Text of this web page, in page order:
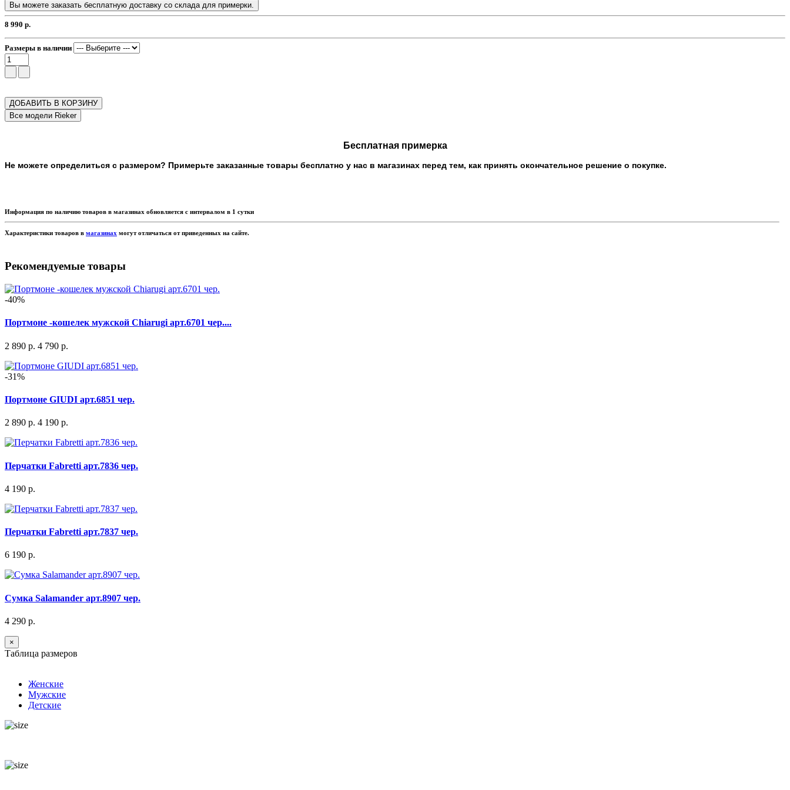
Вы можете заказать бесплатную доставку со склада для примерки.
8 990 р.
Размеры в наличии
ДОБАВИТЬ В КОРЗИНУ
Бесплатная примерка
Не можете определиться с размером? Примерьте заказанные товары бесплатно у нас в магазинах перед тем, как принять окончательное решение о покупке.
Информация по наличию товаров в магазинах обновляется с интервалом в 1 сутки
Характеристики товаров в магазинах могут отличаться от приведенных на сайте.
Рекомендуемые товары
-40%
Портмоне -кошелек мужской Chiarugi арт.6701 чер....
2 890 р. 4 790 р.
-31%
Портмоне GIUDI арт.6851 чер.
2 890 р. 4 190 р.
Перчатки Fabretti арт.7836 чер.
4 190 р.
Перчатки Fabretti арт.7837 чер.
6 190 р.
Сумка Salamander арт.8907 чер.
4 290 р.
×
Таблица размеров
Женские
Мужские
Детские